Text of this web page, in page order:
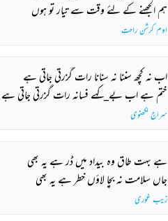
ہم الجھنے کے لئے وقت سے تیار تو ہوں
اوم کرشن راحت
اب نہ کچھ سننا نہ سنانا رات گزرتی جاتی ہے
ختم ہے اب بے_کہے فسانہ رات گزرتی جاتی ہے
سراج لکھنوی
ہے بہت طاق وہ بیداد میں ڈر ہے یہ بھی
جاں سلامت نہ بچا لاؤں خطر ہے یہ بھی
زیب غوری